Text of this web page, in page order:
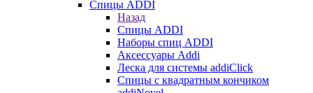
Спицы ADDI
Назад
Спицы ADDI
Наборы спиц ADDI
Аксессуары Addi
Леска для системы addiClick
Спицы с квадратным кончиком